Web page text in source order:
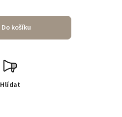
Do košíku
Hlídat